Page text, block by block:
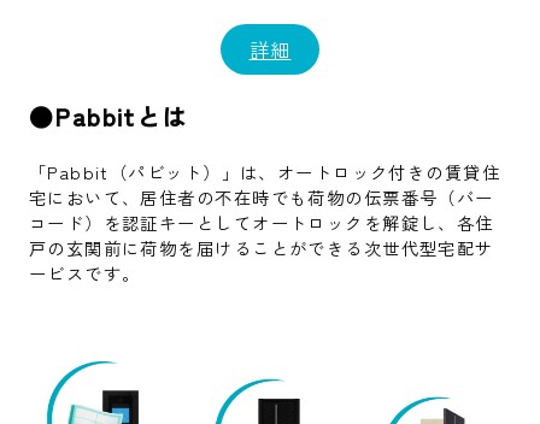
詳細
●Pabbitとは
「Pabbit（パビット）」は、オートロック付きの賃貸住
宅において、居住者の不在時でも荷物の伝票番号（バー
コード）を認証キーとしてオートロックを解錠し、各住
戸の玄関前に荷物を届けることができる次世代型宅配サ
ービスです。